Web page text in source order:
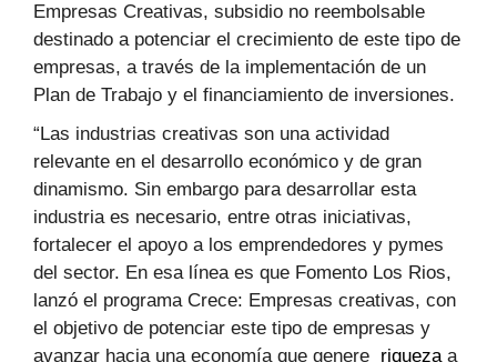
Empresas Creativas, subsidio no reembolsable
destinado a potenciar el crecimiento de este tipo de
empresas, a través de la implementación de un
Plan de Trabajo y el financiamiento de inversiones.
“Las industrias creativas son una actividad
relevante en el desarrollo económico y de gran
dinamismo. Sin embargo para desarrollar esta
industria es necesario, entre otras iniciativas,
fortalecer el apoyo a los emprendedores y pymes
del sector. En esa línea es que Fomento Los Rios,
lanzó el programa Crece: Empresas creativas, con
el objetivo de potenciar este tipo de empresas y
avanzar hacia una economía que genere riquezaa